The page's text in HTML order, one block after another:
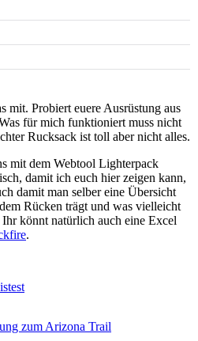
mit. Probiert euere Ausrüstung aus
für mich funktioniert muss nicht
Rucksack ist toll aber nicht alles.
mit dem Webtool Lighterpack
damit ich euch hier zeigen kann,
damit man selber eine Übersicht
Rücken trägt und was vielleicht
könnt natürlich auch eine Excel
.
zum Arizona Trail